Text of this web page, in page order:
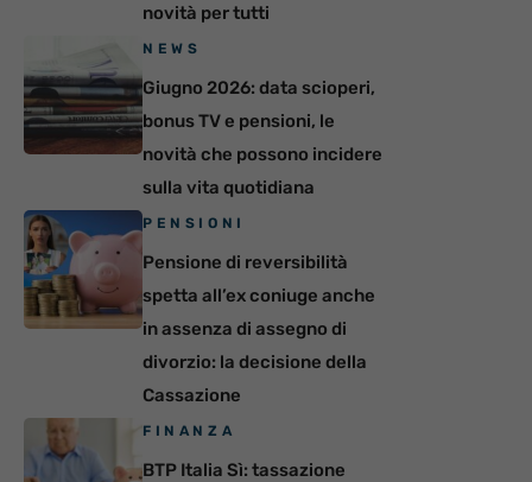
novità per tutti
NEWS
Giugno 2026: data scioperi,
bonus TV e pensioni, le
novità che possono incidere
sulla vita quotidiana
PENSIONI
Pensione di reversibilità
spetta all’ex coniuge anche
in assenza di assegno di
divorzio: la decisione della
Cassazione
FINANZA
BTP Italia Sì: tassazione